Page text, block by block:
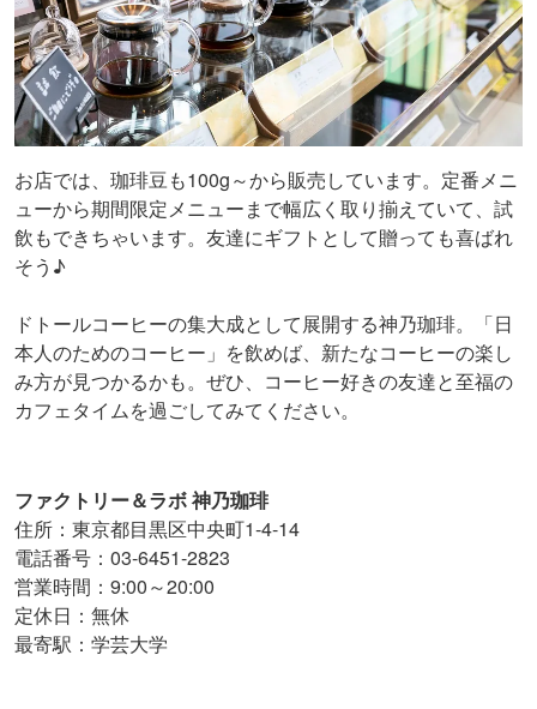
お店では、珈琲豆も100g～から販売しています。定番メニ
ューから期間限定メニューまで幅広く取り揃えていて、試
飲もできちゃいます。友達にギフトとして贈っても喜ばれ
そう♪
ドトールコーヒーの集大成として展開する神乃珈琲。「日
本人のためのコーヒー」を飲めば、新たなコーヒーの楽し
み方が見つかるかも。ぜひ、コーヒー好きの友達と至福の
カフェタイムを過ごしてみてください。
ファクトリー＆ラボ 神乃珈琲
住所：東京都目黒区中央町1-4-14
電話番号：03-6451-2823
営業時間：9:00～20:00
定休日：無休
最寄駅：学芸大学